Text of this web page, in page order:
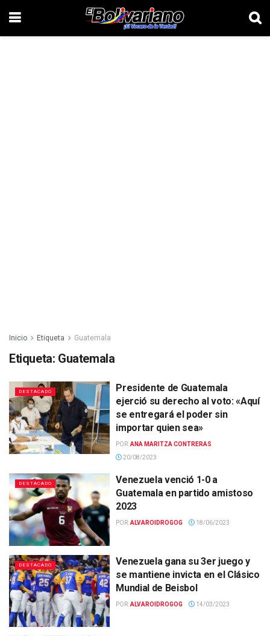
Inicio Etiqueta Guatemala
Etiqueta: Guatemala
DESTACADO
Presidente de Guatemala
ejerció su derecho al voto: «Aquí
se entregará el poder sin
importar quien sea»
POR:ANA MARITZA CONTRERAS
20/08/2023
DESTACADO
Venezuela venció 1-0 a
Guatemala en partido amistoso
2023
POR:ALVAROIDROGOG 18/06/2023
DESTACADO
Venezuela gana su 3er juego y
se mantiene invicta en el Clásico
Mundial de Beisbol
POR:ALVAROIDROGOG 14/03/2023